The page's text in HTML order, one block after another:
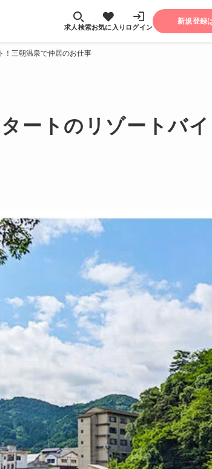
求人検索お気に入り ログイン
新規登録
！三朝温泉で仲居のお仕事
ートのリゾートバ